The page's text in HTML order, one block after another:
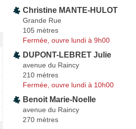
Christine MANTE-HULOT
Grande Rue
105 mètres
Fermée, ouvre lundi à 9h00
DUPONT-LEBRET Julie
avenue du Raincy
210 mètres
Fermée, ouvre lundi à 10h00
Benoit Marie-Noelle
avenue du Raincy
270 mètres